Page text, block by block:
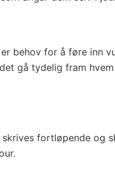
behov for å føre inn
gå tydelig fram
skrives fortløpende og